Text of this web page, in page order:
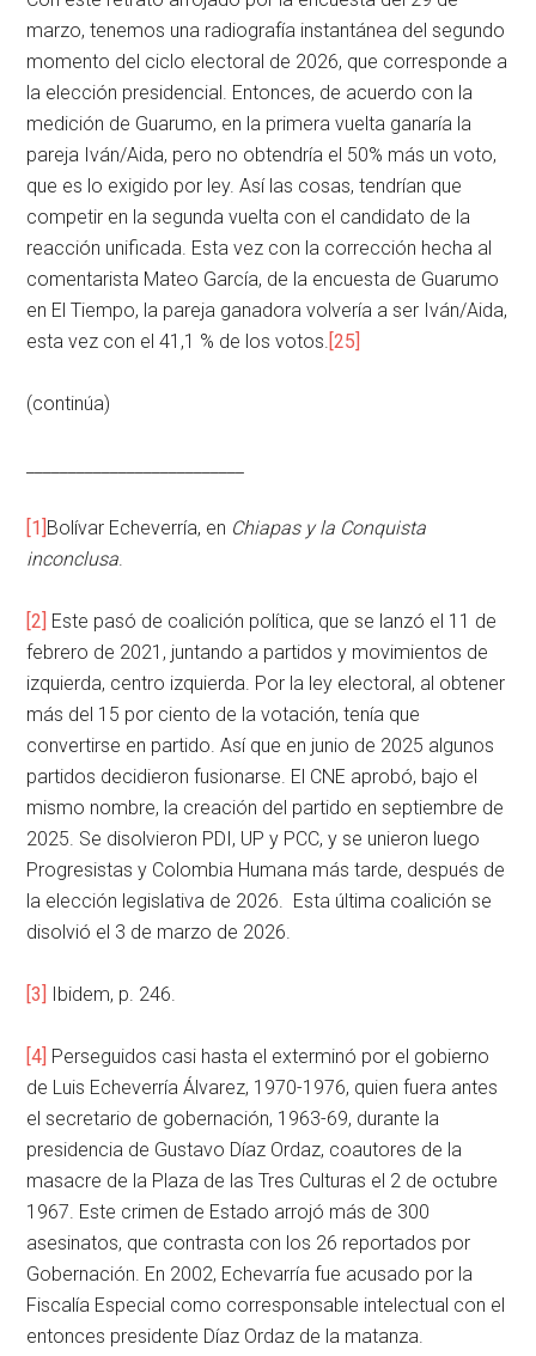
marzo, tenemos una radiografía instantánea del segundo
momento del ciclo electoral de 2026, que corresponde a
la elección presidencial. Entonces, de acuerdo con la
medición de Guarumo, en la primera vuelta ganaría la
pareja Iván/Aida, pero no obtendría el 50% más un voto,
que es lo exigido por ley. Así las cosas, tendrían que
competir en la segunda vuelta con el candidato de la
reacción unificada. Esta vez con la corrección hecha al
comentarista Mateo García, de la encuesta de Guarumo
en El Tiempo, la pareja ganadora volvería a ser Iván/Aida,
esta vez con el 41,1 % de los votos.[25]
(continúa)
[1]Bolívar Echeverría, en Chiapas y la Conquista
inconclusa.
[2] Este pasó de coalición política, que se lanzó el 11 de
febrero de 2021, juntando a partidos y movimientos de
izquierda, centro izquierda. Por la ley electoral, al obtener
más del 15 por ciento de la votación, tenía que
convertirse en partido. Así que en junio de 2025 algunos
partidos decidieron fusionarse. El CNE aprobó, bajo el
mismo nombre, la creación del partido en septiembre de
2025. Se disolvieron PDI, UP y PCC, y se unieron luego
Progresistas y Colombia Humana más tarde, después de
la elección legislativa de 2026. Esta última coalición se
disolvió el 3 de marzo de 2026.
[3] Ibidem, p. 246.
[4] Perseguidos casi hasta el exterminó por el gobierno
de Luis Echeverría Álvarez, 1970-1976, quien fuera antes
el secretario de gobernación, 1963-69, durante la
presidencia de Gustavo Díaz Ordaz, coautores de la
masacre de la Plaza de las Tres Culturas el 2 de octubre
1967. Este crimen de Estado arrojó más de 300
asesinatos, que contrasta con los 26 reportados por
Gobernación. En 2002, Echevarría fue acusado por la
Fiscalía Especial como corresponsable intelectual con el
entonces presidente Díaz Ordaz de la matanza.